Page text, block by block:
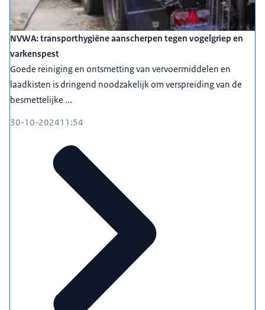
NVWA: transporthygiëne aanscherpen tegen vogelgriep en
varkenspest
Goede reiniging en ontsmetting van vervoermiddelen en
laadkisten is dringend noodzakelijk om verspreiding van de
besmettelijke ...
30-10-202411:54